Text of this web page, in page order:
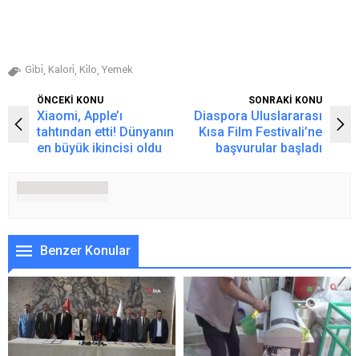
Gi̇bi̇, Kalori̇, Ki̇lo, Yemek
ÖNCEKİ KONU
Xiaomi, Apple’ı
tahtından etti! Dünyanın
en büyük ikincisi oldu
SONRAKİ KONU
Diaspora Uluslararası
Kısa Film Festivali’ne
başvurular başladı
Benzer Konular